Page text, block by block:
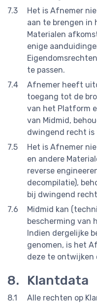
Het is Afnemer
aan te brengen in
Materialen
enige
te passen.
Afnemer heeft
toegang tot de
van het Platform
van Midmid,
dwingend recht is
Het is Afnemer
en andere
reverse
decompilatie),
bij dwingend
Midmid kan
bescherming van
Indien dergelijke
genomen, is het
deze te
Klantdata
Alle rechten op